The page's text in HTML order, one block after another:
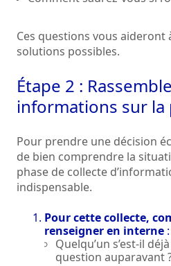
Ces questions vous aideront
solutions possibles.
Étape 2 :
informations sur
Pour prendre une décision
de bien comprendre la
phase de collecte
indispensable.
Pour cette collecte,
renseigner en interne :
Quelqu’un s’est-il
question auparavant